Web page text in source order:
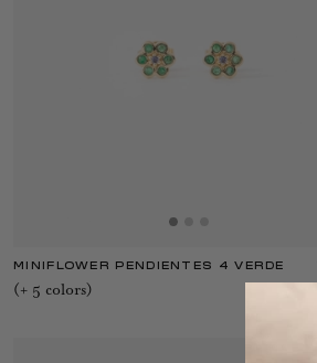
MINIFLOWER PENDIENTES 4 VERDE
(+ 5 colors)